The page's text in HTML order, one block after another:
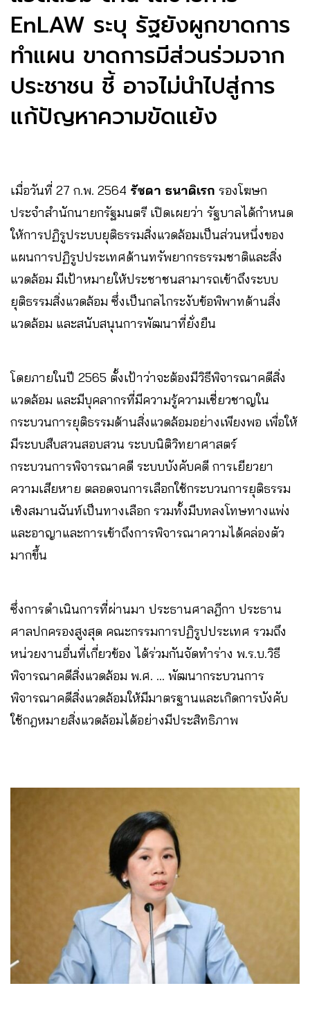
EnLAW ระบุ รัฐยังผูกขาดการ
ทำแผน ขาดการมีส่วนร่วมจาก
ประชาชน ชี้ อาจไม่นำไปสู่การ
แก้ปัญหาความขัดแย้ง
เมื่อวันที่ 27 ก.พ. 2564 รัชดา ธนาดิเรก รองโฆษก
ประจำสำนักนายกรัฐมนตรี เปิดเผยว่า รัฐบาลได้กำหนด
ให้การปฏิรูประบบยุติธรรมสิ่งแวดล้อมเป็นส่วนหนึ่งของ
แผนการปฏิรูปประเทศด้านทรัพยากรธรรมชาติและสิ่ง
แวดล้อม มีเป้าหมายให้ประชาชนสามารถเข้าถึงระบบ
ยุติธรรมสิ่งแวดล้อม ซึ่งเป็นกลไกระงับข้อพิพาทด้านสิ่ง
แวดล้อม และสนับสนุนการพัฒนาที่ยั่งยืน
โดยภายในปี 2565 ตั้งเป้าว่าจะต้องมีวิธีพิจารณาคดีสิ่ง
แวดล้อม และมีบุคลากรที่มีความรู้ความเชี่ยวชาญใน
กระบวนการยุติธรรมด้านสิ่งแวดล้อมอย่างเพียงพอ เพื่อให้
มีระบบสืบสวนสอบสวน ระบบนิติวิทยาศาสตร์
กระบวนการพิจารณาคดี ระบบบังคับคดี การเยียวยา
ความเสียหาย ตลอดจนการเลือกใช้กระบวนการยุติธรรม
เชิงสมานฉันท์เป็นทางเลือก รวมทั้งมีบทลงโทษทางแพ่ง
และอาญาและการเข้าถึงการพิจารณาความได้คล่องตัว
มากขึ้น
ซึ่งการดำเนินการที่ผ่านมา ประธานศาลฎีกา ประธาน
ศาลปกครองสูงสุด คณะกรรมการปฏิรูปประเทศ รวมถึง
หน่วยงานอื่นที่เกี่ยวข้อง ได้ร่วมกันจัดทำร่าง พ.ร.บ.วิธี
พิจารณาคดีสิ่งแวดล้อม พ.ศ. … พัฒนากระบวนการ
พิจารณาคดีสิ่งแวดล้อมให้มีมาตรฐานและเกิดการบังคับ
ใช้กฎหมายสิ่งแวดล้อมได้อย่างมีประสิทธิภาพ